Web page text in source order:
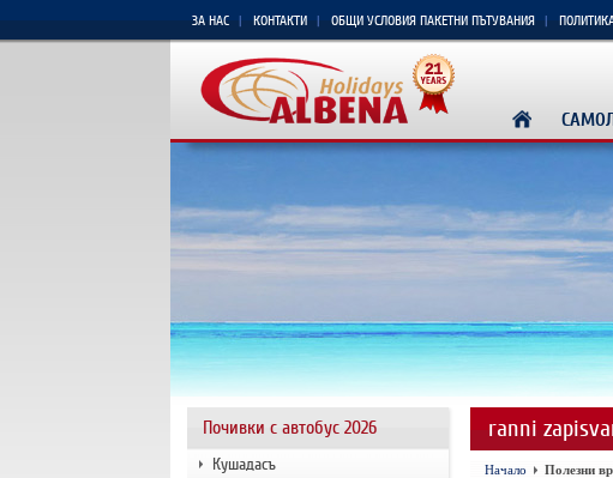
ЗА НАС КОНТАКТИ ОБЩИ УСЛОВИЯ ПАКЕТНИ ПЪТУВАНИЯ
Почивки с автобус 2026
Кушадасъ
ranni
Начало Полезни